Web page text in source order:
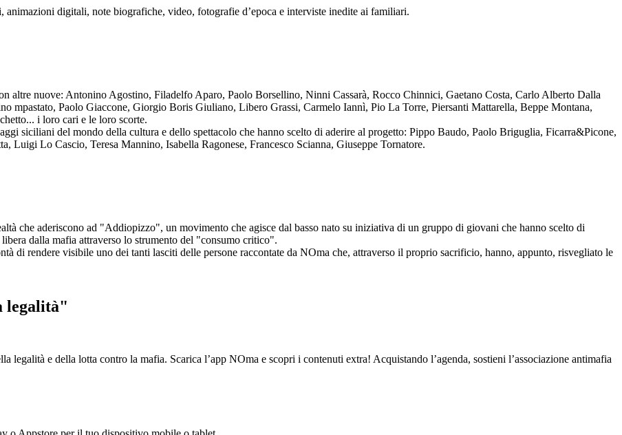
animazioni digitali, note biografiche, video, fotografie d’epoca e interviste inedite ai familiari.
altre nuove: Antonino Agostino, Filadelfo Aparo, Paolo Borsellino, Ninni Cassarà, Rocco Chinnici, Gaetano Costa, Carlo Alberto Dalla
mpastato, Paolo Giaccone, Giorgio Boris Giuliano, Libero Grassi, Carmelo Iannì, Pio La Torre, Piersanti Mattarella, Beppe Montana,
i loro cari e le loro scorte.
siciliani del mondo della cultura e dello spettacolo che hanno scelto di aderire al progetto: Pippo Baudo, Paolo Briguglia, Ficarra&Picone,
Luigi Lo Cascio, Teresa Mannino, Isabella Ragonese, Francesco Scianna, Giuseppe Tornatore.
che aderiscono ad "Addiopizzo", un movimento che agisce dal basso nato su iniziativa di un gruppo di giovani che hanno scelto di
dalla mafia attraverso lo strumento del "consumo critico".
di rendere visibile uno dei tanti lasciti delle persone raccontate da NOma che, attraverso il proprio sacrificio, hanno, appunto, risvegliato le
legalità"
legalità e della lotta contro la mafia. Scarica l’app NOma e scopri i contenuti extra! Acquistando l’agenda, sostieni l’associazione antimafia